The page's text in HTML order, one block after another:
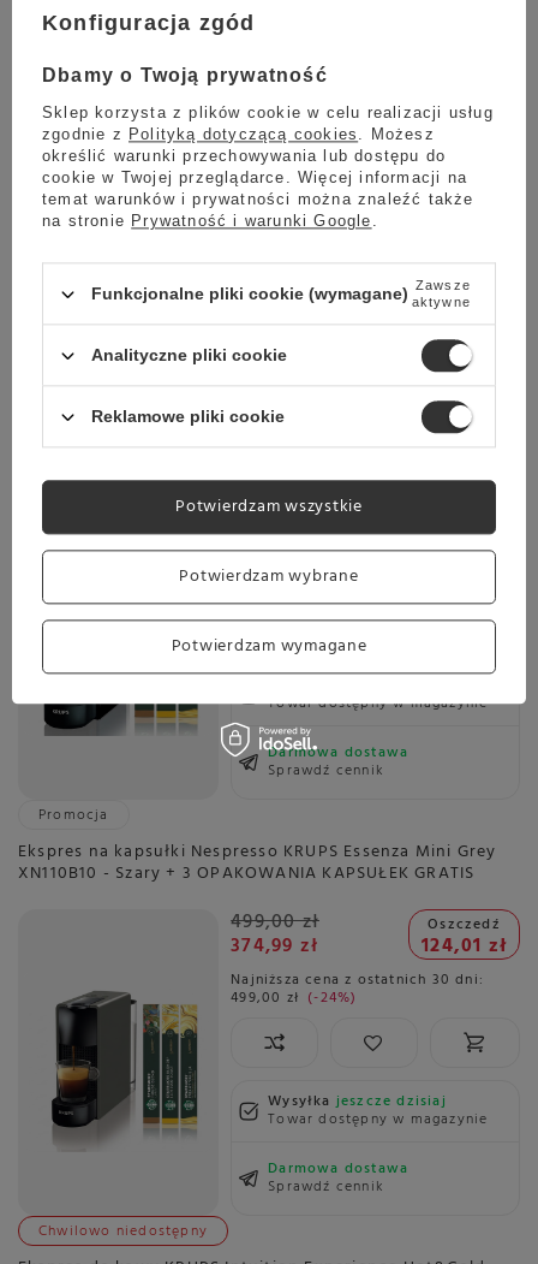
Sprawdź cennik
Chwilowo niedostępny
Ekspres na kapsułki Nespresso KRUPS Essenza Mini White
XN110110 - Biały + 3 OPAKOWANIA KAPSUŁEK GRATIS
499,00 zł
374,99 zł
499,00 zł -24%
Ekspres na kapsułki Nespresso KRUPS Essenza Mini Black
499,00 zł
434,99 zł 64,01 zł
Najniższa cena z ostatnich 30 dni:
439,00 zł -1%
Towar dostępny w magazynie
Darmowa dostawa
Sprawdź cennik
Promocja
Ekspres na kapsułki Nespresso KRUPS Essenza Mini Grey
XN110B10 - Szary + 3 OPAKOWANIA KAPSUŁEK GRATIS
499,00 zł
374,99 zł
Oszczedź
124,01 zł
Najniższa cena z ostatnich 30 dni:
499,00 zł -24%
Wysyłkajeszcze dzisiaj
Towar dostępny w magazynie
Darmowa dostawa
Sprawdź cennik
Chwilowo niedostępny
Konfiguracja zgód
Dbamy o Twoją prywatność
Sklep korzysta z plików cookie w celu realizacji usług
zgodnie z Polityką dotyczącą cookies . Możesz
określić warunki przechowywania lub dostępu do
cookie w Twojej przeglądarce. Więcej informacji na
temat warunków i prywatności można znaleźć także
na stronie Prywatność i warunki Google .
Funkcjonalne pliki cookie (wymagane) Zawsze
aktywne
Analityczne pliki cookie
Reklamowe pliki cookie
Potwierdzam wybrane
Potwierdzam wymagane
Potwierdzam wszystkie